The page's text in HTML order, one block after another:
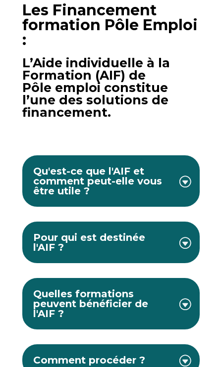
Les Financement
formation Pôle Emploi
:
L’Aide individuelle à la
Formation (AIF) de
Pôle emploi constitue
l’une des solutions de
financement.
Qu'est-ce que l'AIF et
comment peut-elle vous
être utile ?
Pour qui est destinée
l'AIF ?
Quelles formations
peuvent bénéficier de
l'AIF ?
Comment procéder ?